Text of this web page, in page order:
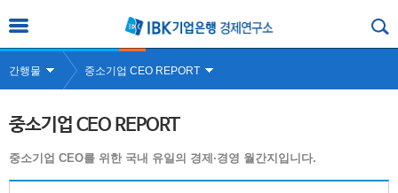
간행물 중소기업 CEO REPORT
중소기업 CEO REPORT
중소기업 CEO를 위한 국내 유일의 경제·경영 월간지입니다.